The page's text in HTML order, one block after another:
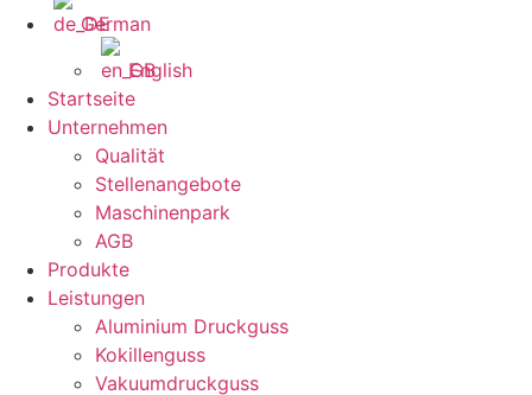
Ger­man
Eng­lish
Start­sei­te
Unter­neh­men
Qua­li­tät
Stel­len­an­ge­bo­te
Maschi­nen­park
AGB
Pro­duk­te
Leis­tun­gen
Alu­mi­ni­um Druck­guss
Kokil­len­guss
Vaku­um­druck­guss